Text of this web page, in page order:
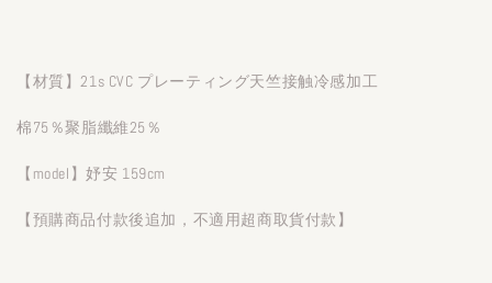
【材質】21s CVC プレーティング天竺接触冷感加工
棉75％聚脂纖維25％
【model】妤安 159cm
【預購商品付款後追加，不適用超商取貨付款】